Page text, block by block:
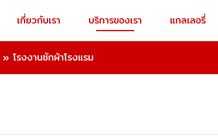
เกี่ยวกับเรา บริการของเรา แกลเลอรี่
» โรงงานซักผ้าโรงแรม